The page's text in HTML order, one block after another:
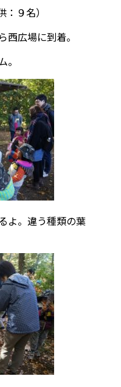
９名）
西広場に到着。
。
よ。違う種類の葉